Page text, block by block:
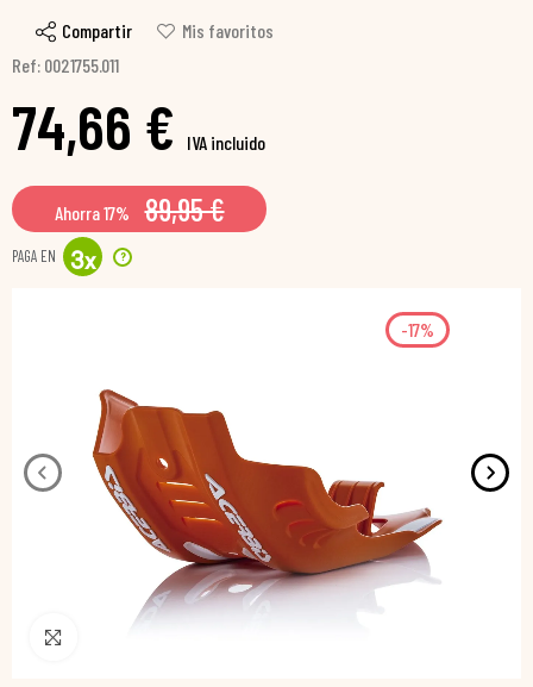
Compartir
Mis favoritos
Ref: 0021755.011
74,66 € IVA incluido
Ahorra 17% 89,95 €
PAGA EN 3x ?
-17%